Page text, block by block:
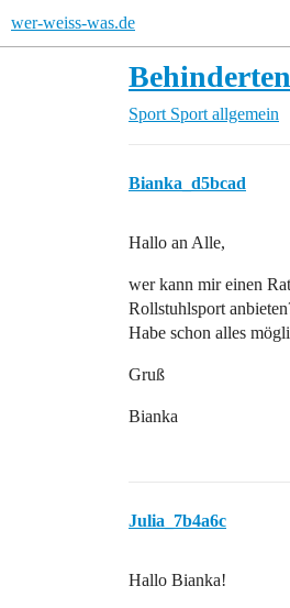
wer-weiss-was.de
Sport Sport allgemein
Bianka_d5bcad
Hallo an Alle,
wer kann mir einen
Rollstuhlsport
Habe schon alles
Gruß
Bianka
Julia_7b4a6c
Hallo Bianka!